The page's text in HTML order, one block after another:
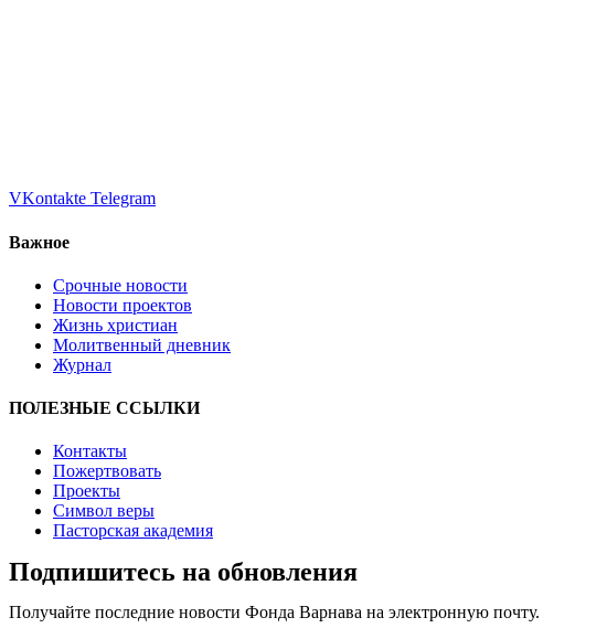
VKontakte Telegram
Важное
Срочные новости
Новости проектов
Жизнь христиан
Молитвенный дневник
Журнал
ПОЛЕЗНЫЕ ССЫЛКИ
Контакты
Пожертвовать
Проекты
Символ веры
Пасторская академия
Подпишитесь на обновления
Получайте последние новости Фонда Варнава на электронную почту.